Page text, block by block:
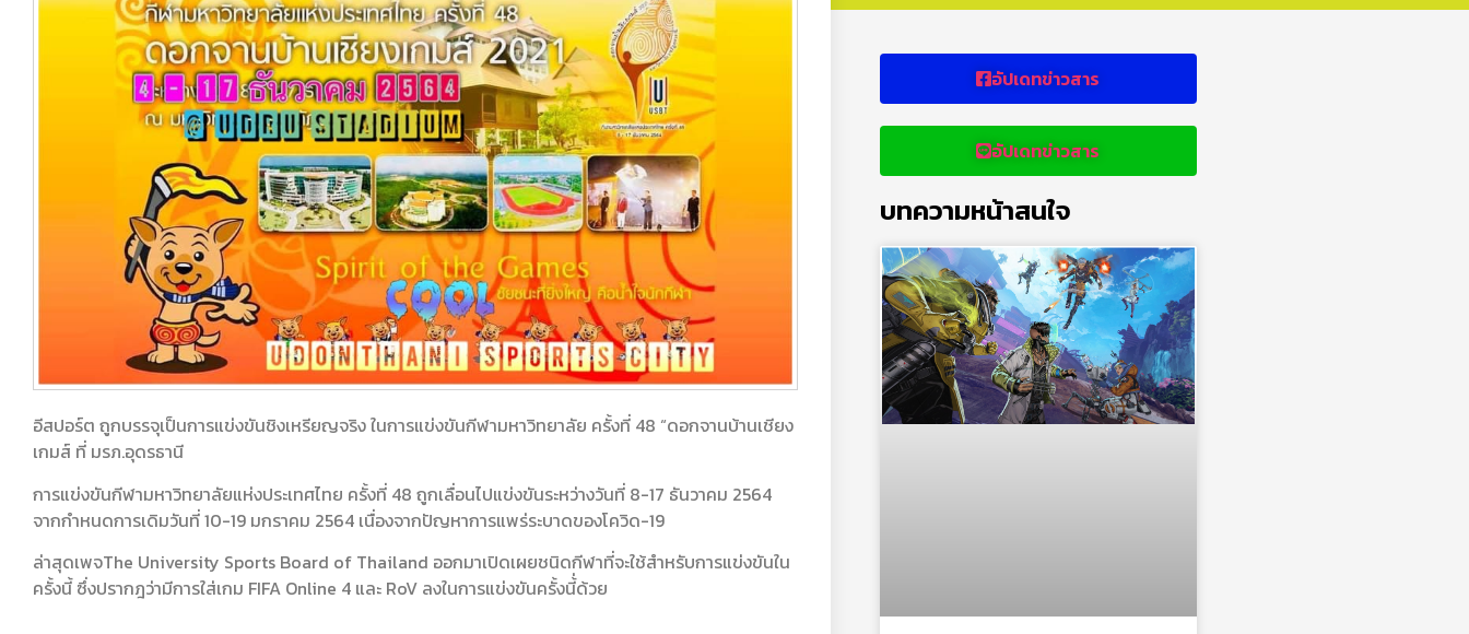
อีสปอร์ต ถูกบรรจุเป็นการแข่งขันชิงเหรียญจริง ในการแข่งขันกีฬามหาวิทยาลัย ครั้งที่ 48 “ดอกจานบ้านเชียง
เกมส์ ที่ มรภ.อุดรธานี
การแข่งขันกีฬามหาวิทยาลัยแห่งประเทศไทย ครั้งที่ 48 ถูกเลื่อนไปแข่งขันระหว่างวันที่ 8-17 ธันวาคม 2564
จากกำหนดการเดิมวันที่ 10-19 มกราคม 2564 เนื่องจากปัญหาการแพร่ระบาดของโควิด-19
ล่าสุดเพจThe University Sports Board of Thailand ออกมาเปิดเผยชนิดกีฬาที่จะใช้สำหรับการแข่งขันใน
ครั้งนี้ ซึ่งปรากฎว่ามีการใส่เกม FIFA Online 4 และ RoV ลงในการแข่งขันครั้งนี้่ด้วย
อัปเดทข่าวสาร
อัปเดทข่าวสาร
บทความหน้าสนใจ